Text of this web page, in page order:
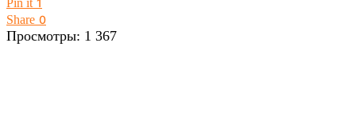
Share 0
Просмотры: 1 367